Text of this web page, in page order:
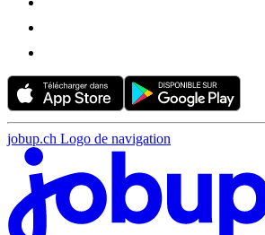
jobup.ch Logo de navigation